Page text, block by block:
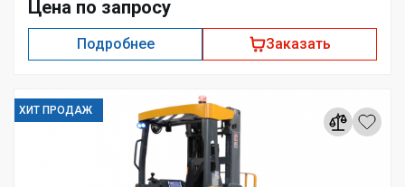
Цена по запросу
Подробнее Заказать
ХИТ ПРОДАЖ